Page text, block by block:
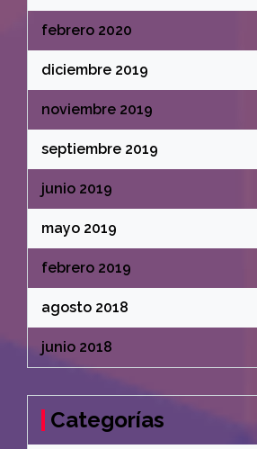
febrero 2020
diciembre 2019
noviembre 2019
septiembre 2019
junio 2019
mayo 2019
febrero 2019
agosto 2018
junio 2018
Categorías